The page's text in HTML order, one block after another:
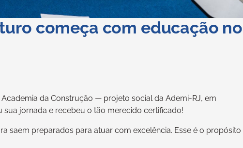
começa com educação no
da Construção — projeto social da Ademi-RJ, em
jornada e recebeu o tão merecido certificado!
saem preparados para atuar com excelência. Esse é o propósito